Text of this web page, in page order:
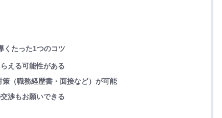
くたった1つのコツ
える可能性がある
（職務経歴書・面接など）が可能
渉もお願いできる